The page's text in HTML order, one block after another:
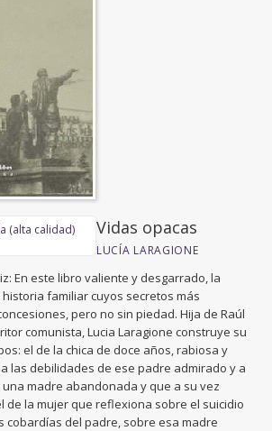
(alta calidad) Vidas opacas
LUCÍA LARAGIONE
En este libro valiente y desgarrado, la
familiar cuyos secretos más
pero no sin piedad. Hija de Raúl
comunista, Lucia Laragione construye su
el de la chica de doce años, rabiosa y
las debilidades de ese padre admirado y a
madre abandonada y que a su vez
de la mujer que reflexiona sobre el suicidio
cobardías del padre, sobre esa madre